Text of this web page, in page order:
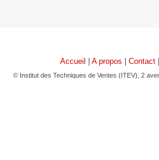
Accueil A propos Contact
© Institut des Techniques de Ventes (ITEV), 2